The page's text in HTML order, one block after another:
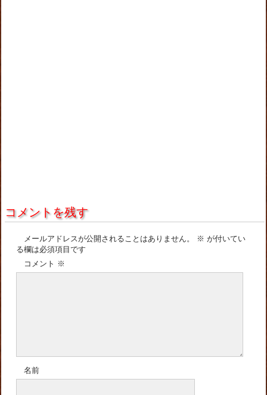
コメントを残す
メールアドレスが公開されることはありません。 ※ が付いてい
る欄は必須項目です
コメント ※
名前